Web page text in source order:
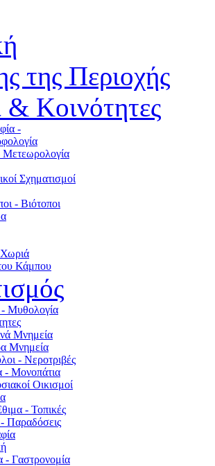
της Περιοχής
& Κοινότητες
-
Σχηματισμοί
- Βιότοποι
Κάμπου
- Μυθολογία
Μνημεία
Μνημεία
- Nεροτριβές
- Μονοπάτια
Οικισμοί
- Τοπικές
- Παραδόσεις
- Γαστρονομία